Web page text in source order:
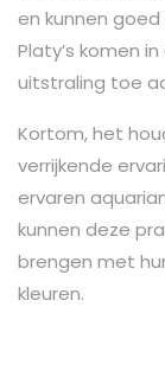
en kunnen
Platy’s komen
uitstraling toe
Kortom, het
verrijkende
ervaren
kunnen deze
brengen met
kleuren.